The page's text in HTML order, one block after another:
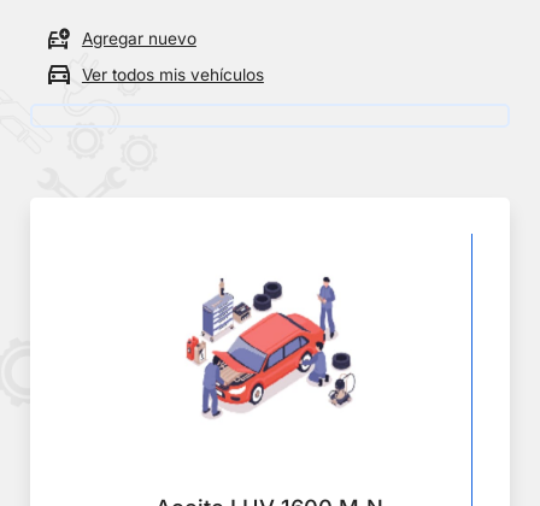
Agregar nuevo
Ver todos mis vehículos